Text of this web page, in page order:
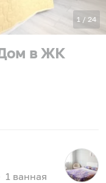
1 / 24
в ЖК
1 ванная